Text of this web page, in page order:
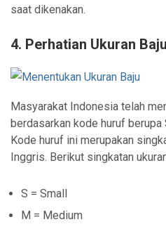
saat dikenakan.
4. Perhatian Ukuran Baju
Masyarakat Indonesia telah
berdasarkan kode huruf berupa
Kode huruf ini merupakan
Inggris. Berikut singkatan
S = Small
M = Medium